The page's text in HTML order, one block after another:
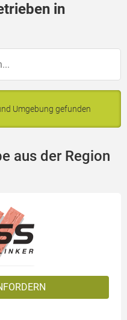
in
Umgebung gefunden
aus der Region